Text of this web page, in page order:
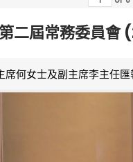
二屆常務委員會
席何女士及副主席李主任